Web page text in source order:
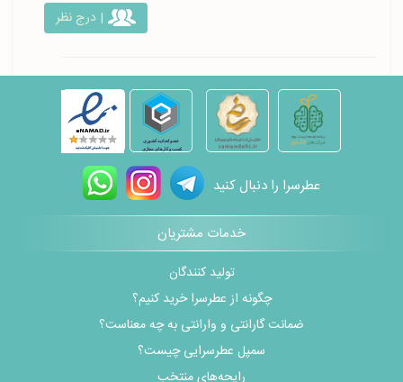
| درج نظر
عطرسرا را دنبال کنید
خدمات مشتریان
تولید کنندگان
چگونه از عطرسرا خرید کنیم؟
ضمانت گارانتی و وارانتی به چه معناست؟
سمپل عطرسرایی چیست؟
رایحه‌های منتخب